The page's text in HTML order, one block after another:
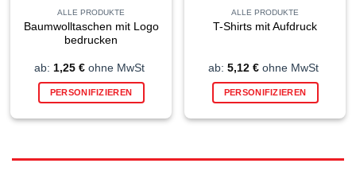
ALLE PRODUKTE
Baumwolltaschen mit Logo
bedrucken
ab: 1,25 € ohne MwSt
PERSONIFIZIEREN
Dieses
auf.
ALLE PRODUKTE
T-Shirts mit Aufdruck
ab: 5,12 € ohne MwSt
PERSONIFIZIEREN
Dieses
auf.